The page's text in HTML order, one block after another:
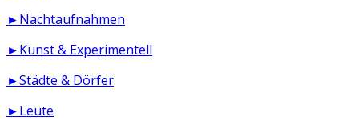
►Nachtaufnahmen
►Kunst & Experimentell
►Städte & Dörfer
►Leute